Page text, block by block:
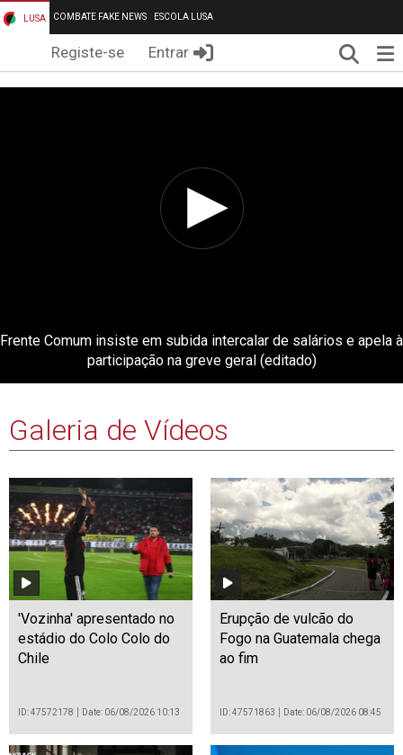
LUSA COMBATE FAKE NEWS ESCOLA LUSA
Registe-se Entrar
Frente Comum insiste em subida intercalar de salários e apela à
participação na greve geral (editado)
Galeria de Vídeos
'Vozinha' apresentado no
estádio do Colo Colo do
Chile
ID: 47572178 Date: 06/08/2026 10:13
Erupção de vulcão do
Fogo na Guatemala chega
ao fim
ID: 47571863 Date: 06/08/2026 08:45